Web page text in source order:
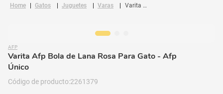
Gatos Juguetes Varas Varita Afp Bola de Lana Rosa Para Gato
AFP
Varita Afp Bola de Lana Rosa Para Gato - Afp
Único
2261379